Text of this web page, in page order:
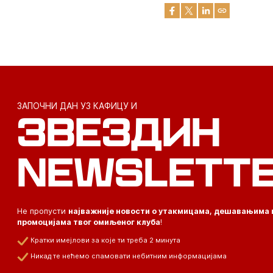
ЗАПОЧНИ ДАН УЗ КАФИЦУ И
ЗВЕЗДИН
Не пропусти најважније новости о утакмицама, дешавањима
промоцијама твог омиљеног клуба!
Кратки имејлови за које ти треба 2 минута
Никад те нећемо спамовати небитним информацијама